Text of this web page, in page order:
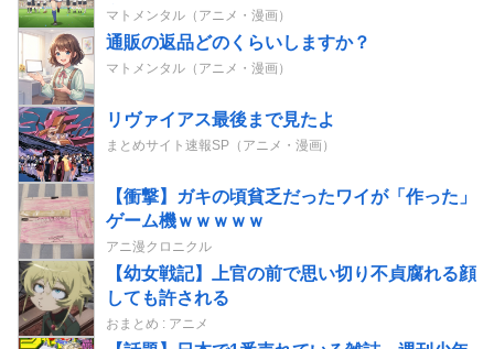
覚！」
マトメンタル（アニメ・漫画）
通販の返品どのくらいしますか？
マトメンタル（アニメ・漫画）
リヴァイアス最後まで見たよ
まとめサイト速報SP（アニメ・漫画）
【衝撃】ガキの頃貧乏だったワイが「作った」
ゲーム機ｗｗｗｗｗ
アニ漫クロニクル
【幼女戦記】上官の前で思い切り不貞腐れる顔
しても許される
おまとめ : アニメ